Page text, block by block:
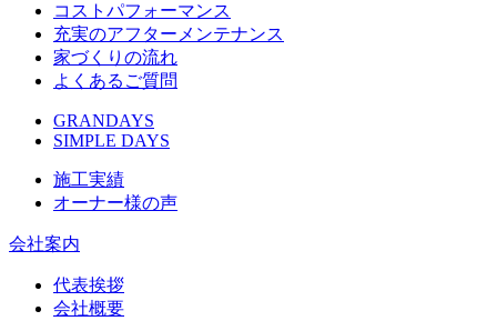
コストパフォーマンス
充実のアフターメンテナンス
家づくりの流れ
よくあるご質問
GRANDAYS
SIMPLE DAYS
施工実績
オーナー様の声
会社案内
代表挨拶
会社概要